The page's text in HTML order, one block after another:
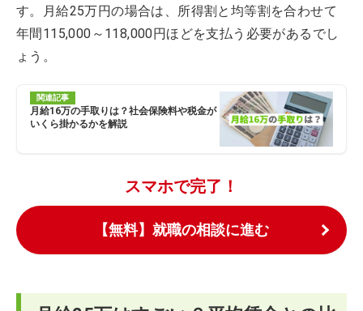
す。月給25万円の場合は、所得割と均等割を合わせて
年間115,000～118,000円ほどを支払う必要があるでし
ょう。
関連記事
月給16万の手取りは？社会保険料や税金が
いくら掛かるかを解説
スマホで完了！
【無料】就職の相談に進む